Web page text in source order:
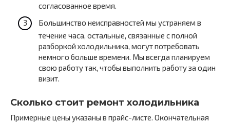
согласованное время.
Большинство неисправностей мы устраняем в
течение часа, остальные, связанные с полной
разборкой холодильника, могут потребовать
немного больше времени. Мы всегда планируем
свою работу так, чтобы выполнить работу за один
визит.
Сколько стоит ремонт холодильника
Примерные цены указаны в прайс-листе. Окончательная